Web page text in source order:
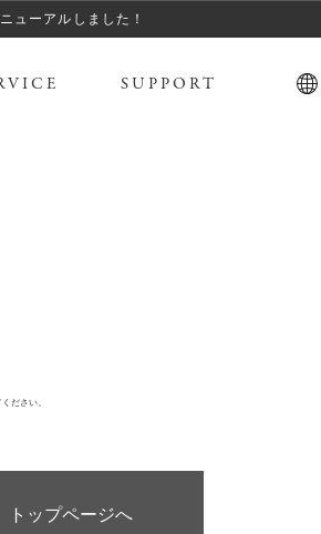
ューアルしました！
SUPPORT
ださい。
トップページへ